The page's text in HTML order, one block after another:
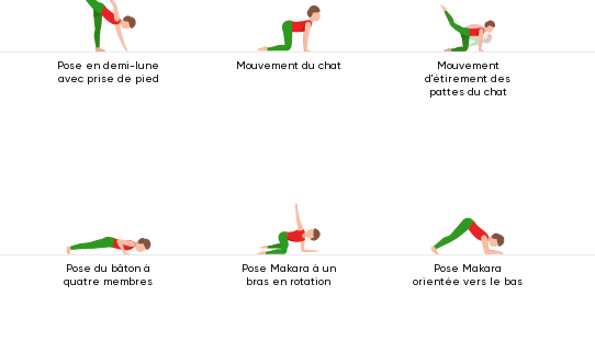
Pose en demi-lune
avec prise de pied
Mouvement du chat
Mouvement
d'étirement des
pattes du chat
Pose du bâton à
quatre membres
Pose Makara à un
bras en rotation
Pose Makara
orientée vers le bas